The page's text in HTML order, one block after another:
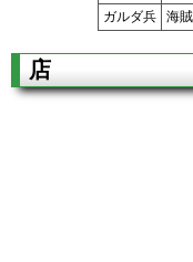
ガルダ兵
海賊
店